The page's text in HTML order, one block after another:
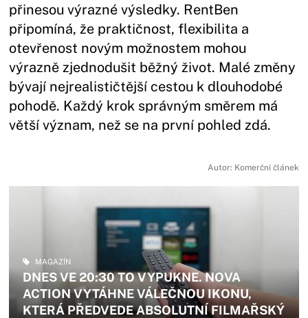
přinesou výrazné výsledky. RentBen
připomíná, že praktičnost, flexibilita a
otevřenost novým možnostem mohou
výrazně zjednodušit běžný život. Malé změny
bývají nejrealističtější cestou k dlouhodobé
pohodě. Každý krok správným směrem má
větší význam, než se na první pohled zdá.
Autor: Komerční článek
MAGAZÍN
DNES VE 20:30 TO VYPUKNE. NOVA
ACTION VYTÁHNE VÁLEČNOU IKONU,
KTERÁ PŘEDVEDE ABSOLUTNÍ FILMAŘSKÝ